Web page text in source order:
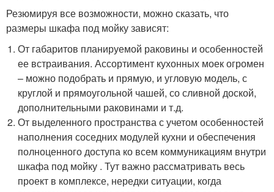
Резюмируя все возможности, можно сказать, что
размеры шкафа под мойку зависят:
От габаритов планируемой раковины и особенностей
ее встраивания. Ассортимент кухонных моек огромен
– можно подобрать и прямую, и угловую модель, с
круглой и прямоугольной чашей, со сливной доской,
дополнительными раковинами и т.д.
От выделенного пространства с учетом особенностей
наполнения соседних модулей кухни и обеспечения
полноценного доступа ко всем коммуникациям внутри
шкафа под мойку . Тут важно рассматривать весь
проект в комплексе, нередки ситуации, когда